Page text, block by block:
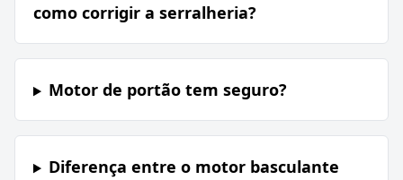
como corrigir a serralheria?
Motor de portão tem seguro?
Diferença entre o motor basculante